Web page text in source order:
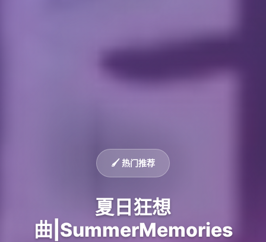
🖌️ 热门推荐
夏日狂想
曲|SummerMemories